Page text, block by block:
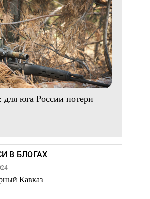
юга России потери
В БЛОГАХ
Кавказ